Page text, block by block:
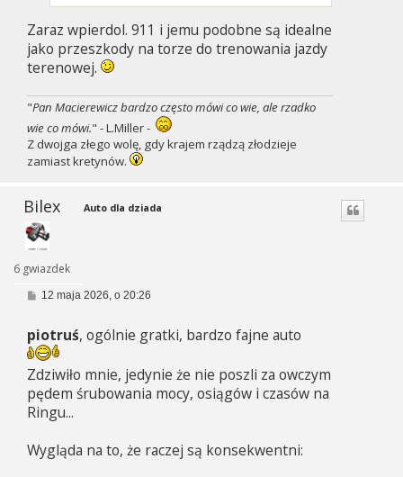
Zaraz wpierdol. 911 i jemu podobne są idealne
jako przeszkody na torze do trenowania jazdy
terenowej.
"Pan Macierewicz bardzo często mówi co wie, ale rzadko
wie co mówi." - L.Miller -
Z dwojga złego wolę, gdy krajem rządzą złodzieje
zamiast kretynów.
Bilex
6 gwiazdek
Auto dla dziada
P
t
12 maja 2026, o 20:26
piotruś, ogólnie gratki, bardzo fajne auto
Zdziwiło mnie, jedynie że nie poszli za owczym
pędem śrubowania mocy, osiągów i czasów na
Ringu...
Wygląda na to, że raczej są konsekwentni: